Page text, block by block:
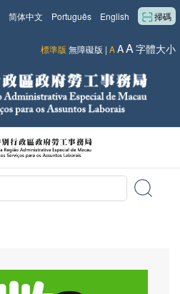
掃碼
English
Português
简体中文
標準版 無障礙版 | AAA字體大小